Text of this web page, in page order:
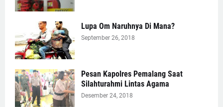
Lupa Om Naruhnya Di Mana?
September 26, 2018
Pesan Kapolres Pemalang Saat
Silahturahmi Lintas Agama
Desember 24, 2018